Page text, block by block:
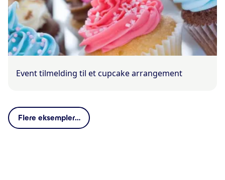
Event tilmelding til et cupcake arrangement
Flere eksempler…